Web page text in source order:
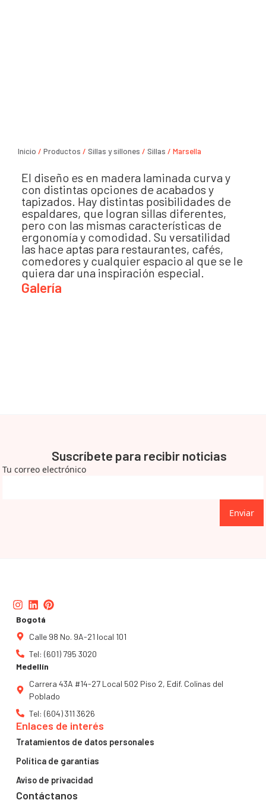
Inicio / Productos / Sillas y sillones / Sillas / Marsella
El diseño es en madera laminada curva y
con distintas opciones de acabados y
tapizados. Hay distintas posibilidades de
espaldares, que logran sillas diferentes,
pero con las mismas características de
ergonomía y comodidad. Su versatilidad
las hace aptas para restaurantes, cafés,
comedores y cualquier espacio al que se le
quiera dar una inspiración especial.
Galería
Suscríbete para recibir noticias
Tu correo electrónico
Enviar
Instagram
Linkedin
Pinterest
Bogotá
Calle 98 No. 9A-21 local 101
Tel: (601) 795 3020
Medellín
Carrera 43A #14-27 Local 502 Piso 2, Edif. Colinas del
Poblado
Tel: (604) 311 3626
Contáctanos
Enlaces de interés
Tratamientos de datos personales
Política de garantías
Aviso de privacidad